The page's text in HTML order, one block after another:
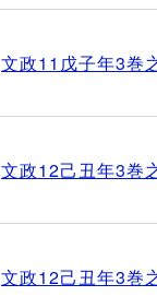
文政11戊子年3巻
文政12己丑年3巻
文政12己丑年3巻